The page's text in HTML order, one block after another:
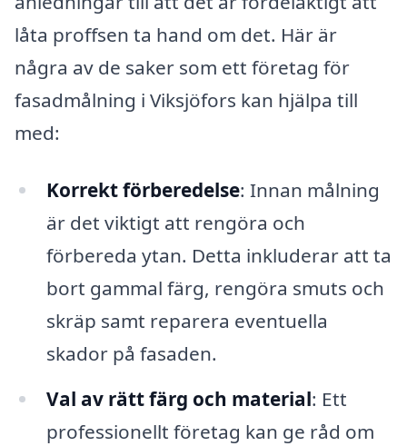
låta proffsen ta hand om det. Här är
några av de saker som ett företag för
fasadmålning i Viksjöfors kan hjälpa till
med:
Korrekt förberedelse: Innan målning
är det viktigt att rengöra och
förbereda ytan. Detta inkluderar att ta
bort gammal färg, rengöra smuts och
skräp samt reparera eventuella
skador på fasaden.
Val av rätt färg och material: Ett
professionellt företag kan ge råd om